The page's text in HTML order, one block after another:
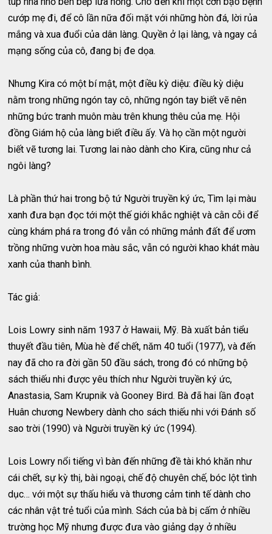
cướp mẹ đi, để cô lần nữa đối mặt với những hòn đá, lời rủa
mắng và xua đuổi của dân làng. Quyền ở lại làng, và ngay cả
mạng sống của cô, đang bị đe dọa.
Nhưng Kira có một bí mật, một điều kỳ diệu: điều kỳ diệu
nằm trong những ngón tay cô, những ngón tay biết vẽ nên
những bức tranh muôn màu trên khung thêu của mẹ. Hội
đồng Giám hộ của làng biết điều ấy. Và họ cần một người
biết vẽ tương lai. Tương lai nào dành cho Kira, cũng như cả
ngôi làng?
Là phần thứ hai trong bộ tứ Người truyền ký ức, Tìm lại màu
xanh đưa bạn đọc tới một thế giới khắc nghiệt và cằn cỗi để
cùng khám phá ra trong đó vẫn có những mảnh đất để ươm
trồng những vườn hoa màu sắc, vẫn có người khao khát màu
xanh của thanh bình.
Tác giả:
Lois Lowry sinh năm 1937 ở Hawaii, Mỹ. Bà xuất bản tiểu
thuyết đầu tiên, Mùa hè để chết, năm 40 tuổi (1977), và đến
nay đã cho ra đời gần 50 đầu sách, trong đó có những bộ
sách thiếu nhi được yêu thích như Người truyền ký ức,
Anastasia, Sam Krupnik và Gooney Bird. Bà đã hai lần đoạt
Huân chương Newbery dành cho sách thiếu nhi với Đánh số
sao trời (1990) và Người truyền ký ức (1994).
Lois Lowry nổi tiếng vì bàn đến những đề tài khó khăn như
cái chết, sự kỳ thị, bài ngoại, chế độ chuyên chế, bóc lột tình
dục… với một sự thấu hiểu và thương cảm tinh tế dành cho
các nhân vật trẻ tuổi của mình. Sách của bà bị cấm ở nhiều
trường học Mỹ nhưng được đưa vào giảng dạy ở nhiều